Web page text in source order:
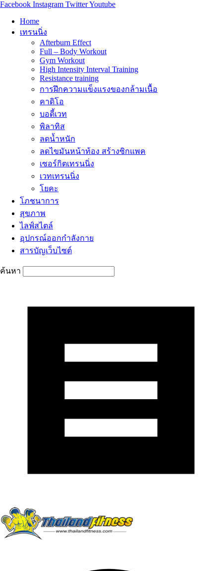
Facebook Instagram TwitterYoutube
Home
เทรนนิ่ง
Afterburn Effect
Full – Body Workout
Gym Workout
High Intensity Interval Training
Resistance training
การฝึกความแข็งแรงของกล้ามเนื้อ
คาดิโอ
บอดี้เวท
พิลาทิส
ลดน้ำหนัก
ลดไขมันหน้าท้อง สร้างซิกแพค
เซอร์กิตเทรนนิ่ง
เวทเทรนนิ่ง
โยคะ
โภชนาการ
สุขภาพ
ไลฟ์สไตล์
อุปกรณ์ออกกำลังกาย
สารบัญเว็บไซต์
ค้นหา